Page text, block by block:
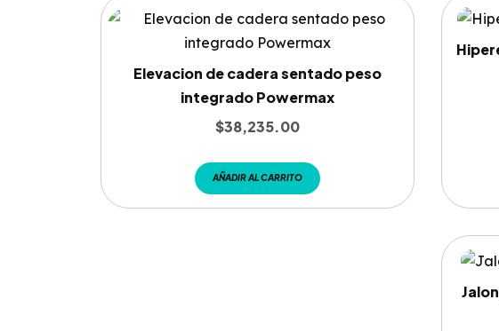
Elevacion de cadera sentado peso
integrado Powermax
$38,235.00
AÑADIR AL CARRITO